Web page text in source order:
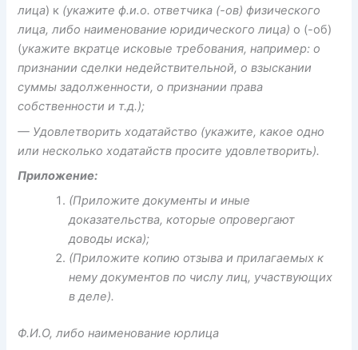
лица) к (укажите ф.и.о. ответчика (-ов) физического
лица, либо наименование юридического лица) о (-об)
(укажите вкратце исковые требования, например: о
признании сделки недействительной, о взыскании
суммы задолженности, о признании права
собственности и т.д.);
— Удовлетворить ходатайство (укажите, какое одно
или несколько ходатайств просите удовлетворить).
Приложение:
(Приложите документы и иные
доказательства, которые опровергают
доводы иска);
(Приложите копию отзыва и прилагаемых к
нему документов по числу лиц, участвующих
в деле).
Ф.И.О, либо наименование юрлица